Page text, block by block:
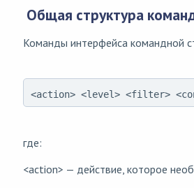
Общая структура
Команды интерфейса командной
<action> <level> <filter>
где:
<action> — действие, которое